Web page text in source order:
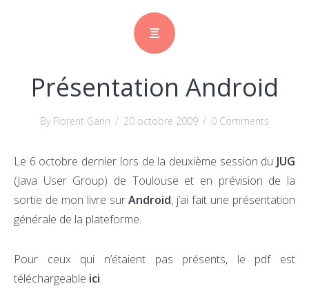
Présentation Android
By Florent Garin / 20 octobre 2009 / 0 Comments
Le 6 octobre dernier lors de la deuxième session du JUG
(Java User Group) de Toulouse et en prévision de la
sortie de mon livre surAndroid, j’ai fait une présentation
générale de la plateforme.
Pour ceux qui n’étaient pas présents, le pdf est
téléchargeable ici.